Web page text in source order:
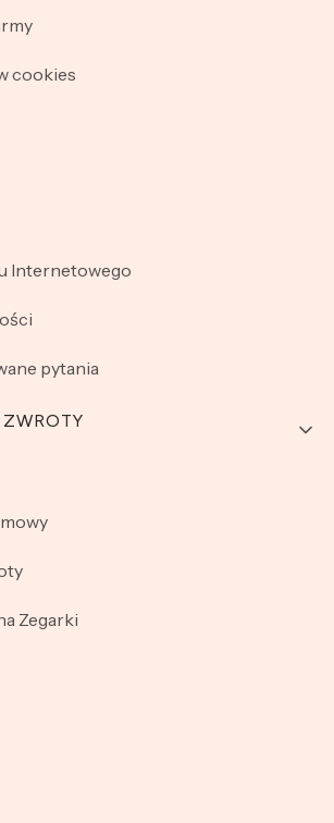
cookies
Internetowego
pytania
Zegarki